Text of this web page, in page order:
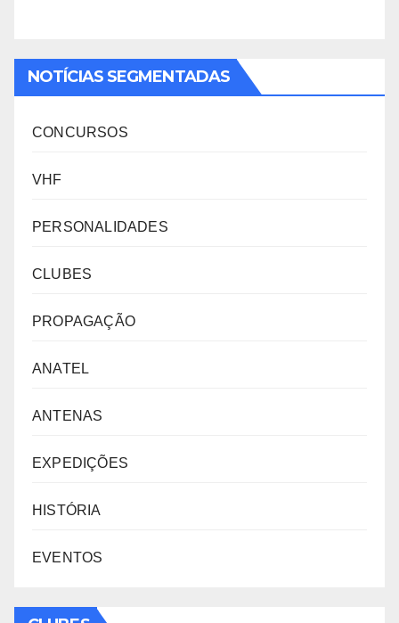
NOTÍCIAS SEGMENTADAS
CONCURSOS
VHF
PERSONALIDADES
CLUBES
PROPAGAÇÃO
ANATEL
ANTENAS
EXPEDIÇÕES
HISTÓRIA
EVENTOS